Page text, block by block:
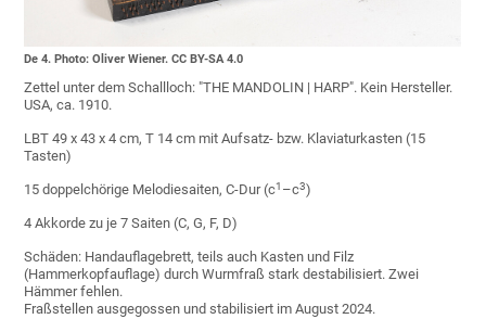
De 4. Photo: Oliver Wiener. CC BY-SA 4.0
Zettel unter dem Schallloch: "THE MANDOLIN | HARP". Kein Hersteller.
USA, ca. 1910.
LBT 49 x 43 x 4 cm, T 14 cm mit Aufsatz- bzw. Klaviaturkasten (15
Tasten)
15 doppelchörige Melodiesaiten, C-Dur (c1 –c3)
4 Akkorde zu je 7 Saiten (C, G, F, D)
Schäden: Handauflagebrett, teils auch Kasten und Filz
(Hammerkopfauflage) durch Wurmfraß stark destabilisiert. Zwei
Hämmer fehlen.
Fraßstellen ausgegossen und stabilisiert im August 2024.